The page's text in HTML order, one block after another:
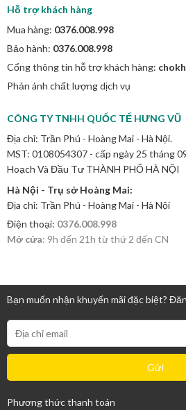
Hỗ trợ khách hàng
Mua hàng: 0376.008.998
Bảo hành: 0376.008.998
Cổng thông tin hỗ trợ khách hàng:
Phản ánh chất lượng dịch vụ
CÔNG TY TNHH QUỐC TẾ HƯNG VŨ
Địa chỉ: Trần Phú - Hoàng Mai - Hà Nội.
MST: 0108054307 - cấp ngày 25 tháng
Hoạch Và Đầu Tư THÀNH PHỐ HÀ NỘI
Hà Nội - Trụ sở Hoàng Mai:
Địa chỉ: Trần Phú - Hoàng Mai - Hà Nội
Điện thoại: 0376.008.998
Mở cửa: 9h đến 21h từ thứ 2 đến CN
Bạn muốn nhận khuyến mãi đặc biệt?
Phương thức thanh toán